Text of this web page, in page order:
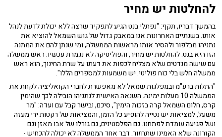
להחלטות יש מחיר
בהמשך דבריו, תקף: "נפתלי בנט הגיע לתפקיד שרצה ללא יכולת לדעת לנהל
אותו. בשנתיים האחרונות אנו במאבק גדול של גוש השמאל להוציא את
נתניהו מבלפור ולהסיר אותו מראשות הממשלה, ומי שנתן להם את המתנה
הזו היא בנט. להחלטות יש מחיר, והפוליטיקה לא נגמרת עכשיו. ראש ממשלה
עם שישה מנדטים שלא מצליח לכפות את דעתו על שרת החינוך, הוא ראש
ממשלה חלש בלי כוח פוליטי. יש משמעות למספרים הללו".
"התלות ברע"מ ובמפלגות שמאל לא מאפשרת לחברי הקואליציה לקחת את
הממשלה 10 מעלות ימינה. השנאה האישית לנתניהו הובילה לכך שהימין
קרס, חלום השמאל קרה בזכות הימין", סיכם, ובישר קבל עם ועדה: "מר
משעל, למציאות יש נטייה להופיע כל הזמן, והמציאות של רקטות ירי מעזה
ושל פגיעה עומדת לפתחנו. גם הפלסטינים, גם גורלו של אבו מאזן וגם
הקורונה שלא האמינו שתחזור. דבר אחד הממשלה לא יכולה להכחיש -